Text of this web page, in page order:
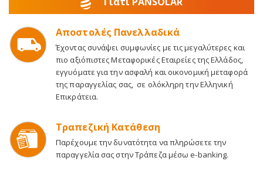
Αποστολές Πανελλαδικά
Έχοντας συνάψει συμφωνίες με τις μεγαλύτερες και
πιο αξιόπιστες Μεταφορικές Εταιρείες της Ελλάδος,
εγγυόματε για την ασφαλή και οικονομική μεταφορά
της παραγγελίας σας, σε ολόκληρη την Ελληνική
Επικράτεια.
Τραπεζική Κατάθεση
Παρέχουμε την δυνατότητα να πληρώσετε την
παραγγελία σας στην Τράπεζα μέσω e-banking.